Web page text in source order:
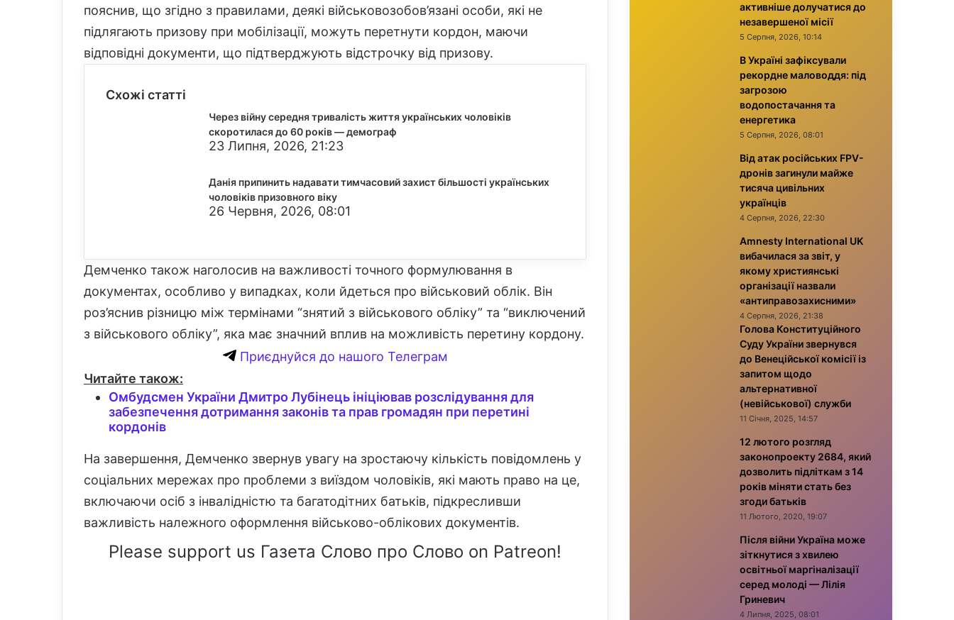
пояснив, що згідно з правилами, деякі військовозобов’язані особи, які не
підлягають призову при мобілізації, можуть перетнути кордон, маючи
відповідні документи, що підтверджують відстрочку від призову.
Схожі статті
Через війну середня тривалість життя українських чоловіків
скоротилася до 60 років — демограф
23 Липня, 2026, 21:23
Данія припинить надавати тимчасовий захист більшості українських
чоловіків призовного віку
26 Червня, 2026, 08:01
Демченко також наголосив на важливості точного формулювання в
документах, особливо у випадках, коли йдеться про військовий облік. Він
роз’яснив різницю між термінами “знятий з військового обліку” та “виключений
з військового обліку”, яка має значний вплив на можливість перетину кордону.
Приєднуйся до нашого Телеграм
Читайте також:
Омбудсмен України Дмитро Лубінець ініціював розслідування для
забезпечення дотримання законів та прав громадян при перетині
кордонів
На завершення, Демченко звернув увагу на зростаючу кількість повідомлень у
соціальних мережах про проблеми з виїздом чоловіків, які мають право на це,
включаючи осіб з інвалідністю та багатодітних батьків, підкресливши
важливість належного оформлення військово-облікових документів.
Please support us Газета Слово про Слово on Patreon!
активніше долучатися до
незавершеної місії
5 Серпня, 2026, 10:14
В Україні зафіксували
рекордне маловоддя: під
загрозою
водопостачання та
енергетика
5 Серпня, 2026, 08:01
Від атак російських FPV-
дронів загинули майже
тисяча цивільних
українців
4 Серпня, 2026, 22:30
Amnesty International UK
вибачилася за звіт, у
якому християнські
організації назвали
«антиправозахисними»
4 Серпня, 2026, 21:38
Голова Конституційного
Суду України звернувся
до Венеційської комісії із
запитом щодо
альтернативної
(невійськової) служби
11 Січня, 2025, 14:57
12 лютого розгляд
законопроекту 2684, який
дозволить підліткам з 14
років міняти стать без
згоди батьків
11 Лютого, 2020, 19:07
Після війни Україна може
зіткнутися з хвилею
освітньої маргіналізації
серед молоді — Лілія
Гриневич
4 Липня, 2025, 08:01